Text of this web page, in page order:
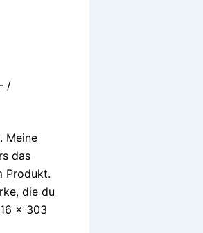
/
Meine
das
Produkt.
die du
x 303